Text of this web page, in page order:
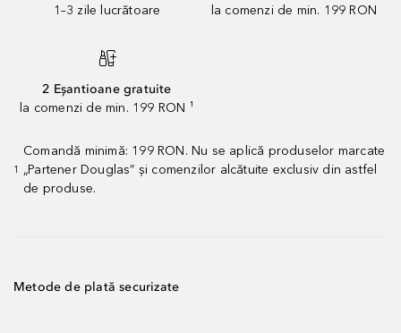
1–3 zile lucrătoare
la comenzi de min. 199 RON
2 Eșantioane gratuite
la comenzi de min. 199 RON ¹
1
Comandă minimă: 199 RON. Nu se aplică produselor marcate
„Partener Douglas” și comenzilor alcătuite exclusiv din astfel
de produse.
Metode de plată securizate